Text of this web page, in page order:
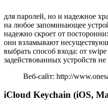
для паролей, но и надежное
на любое запоминающее
надежно скроет от
они взламывают
выбрать способ входа: от
задействованных устройств
Веб-сайт: http://
iCloud Keychain (iOS,